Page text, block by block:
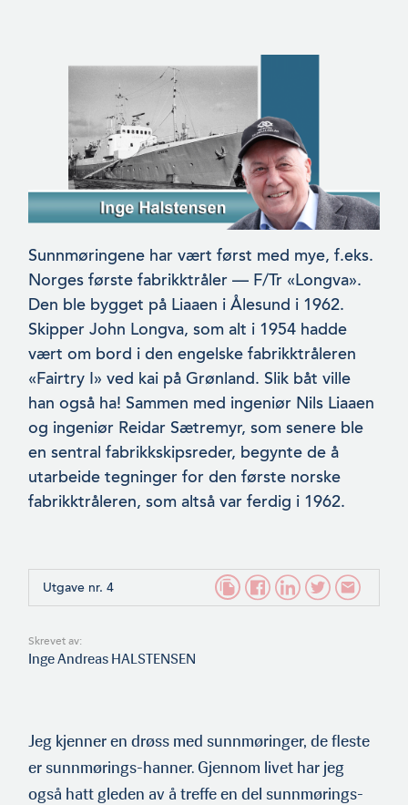
Sunnmøringene har vært først med mye, f.eks.
Norges første fabrikktråler — F/Tr «Longva».
Den ble bygget på Liaaen i Ålesund i 1962.
Skipper John Longva, som alt i 1954 hadde
vært om bord i den engelske fabrikktråleren
«Fairtry I» ved kai på Grønland. Slik båt ville
han også ha! Sammen med ingeniør Nils Liaaen
og ingeniør Reidar Sætremyr, som senere ble
en sentral fabrikkskipsreder, begynte de å
utarbeide tegninger for den første norske
fabrikktråleren, som altså var ferdig i 1962.
Utgave nr. 4
Skrevet av:
Inge Andreas HALSTENSEN
Jeg kjenner en drøss med sunnmøringer, de fleste
er sunnmørings-hanner. Gjennom livet har jeg
også hatt gleden av å treffe en del sunnmørings-